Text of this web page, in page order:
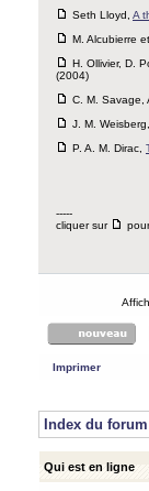
Seth Lloyd, A
M. Alcubierre
H. Ollivier, D.
(2004)
C. M. Savage,
J. M.
P. A. M. Dirac,
-----
cliquer sur
Imprimer
Index du forum
Qui est en ligne